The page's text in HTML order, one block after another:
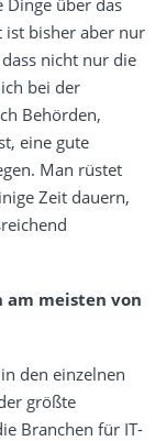
ist bisher aber nur
nicht nur die
bei der
Behörden,
eine gute
Man rüstet
Zeit dauern,
am meisten von
den einzelnen
größte
Branchen für IT-